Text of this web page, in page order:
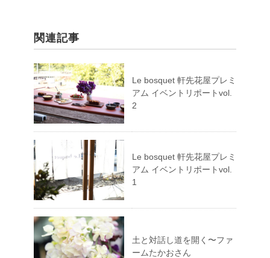
関連記事
Le bosquet 軒先花屋プレミ
アム イベントリポートvol.
2
Le bosquet 軒先花屋プレミ
アム イベントリポートvol.
1
土と対話し道を開く〜ファ
ームたかおさん